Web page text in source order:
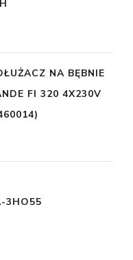
NA BĘBNIE
FI 320 4X230V
3HO55